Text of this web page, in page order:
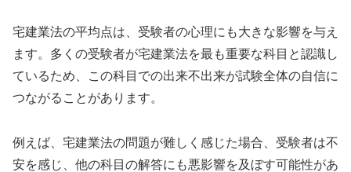
宅建業法の平均点は、受験者の心理にも大きな影響を与え
ます。多くの受験者が宅建業法を最も重要な科目と認識し
ているため、この科目での出来不出来が試験全体の自信に
つながることがあります。
例えば、宅建業法の問題が難しく感じた場合、受験者は不
安を感じ、他の科目の解答にも悪影響を及ぼす可能性があ